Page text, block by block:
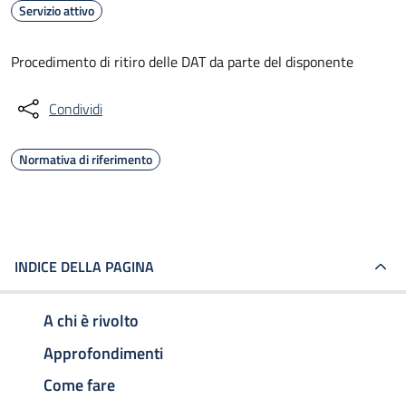
Servizio attivo
Procedimento di ritiro delle DAT da parte del disponente
Condividi
Normativa di riferimento
INDICE DELLA PAGINA
A chi è rivolto
Approfondimenti
Come fare